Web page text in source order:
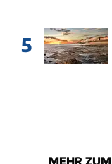
5
MEHR